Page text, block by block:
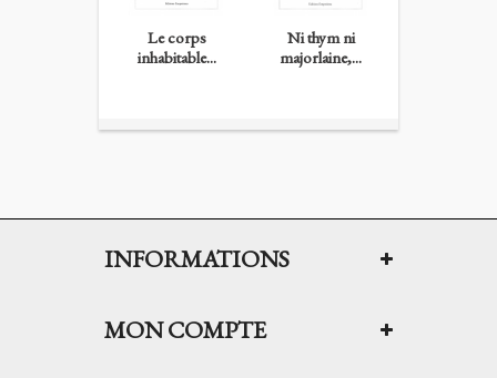
Le corps
inhabitable...
Ni thym ni
majorlaine,...
INFORMATIONS
MON COMPTE